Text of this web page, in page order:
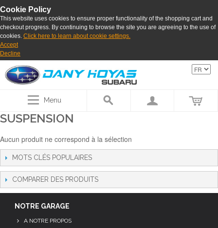
Cookie Policy
This website uses cookies to ensure proper functionality of the shopping cart and
checkout progress. By continuing to browse the site you are agreeing to the use of
cookies. Click here to learn about cookie settings.
Accept
Decline
Menu
SUSPENSION
Aucun produit ne correspond à la sélection
MOTS CLÉS POPULAIRES
COMPARER DES PRODUITS
NOTRE GARAGE
A NOTRE PROPOS